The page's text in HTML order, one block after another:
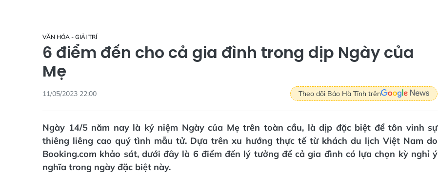
VĂN HÓA - GIẢI TRÍ
6 điểm đến cho cả gia đình trong dịp Ngày của
Mẹ
11/05/2023 22:00 Theo dõi Báo Hà Tĩnh trên
Ngày 14/5 năm nay là kỷ niệm Ngày của Mẹ trên toàn cầu, là dịp đặc biệt để tôn vinh sự
thiêng liêng cao quý tình mẫu tử. Dựa trên xu hướng thực tế từ khách du lịch Việt Nam do
Booking.com khảo sát, dưới đây là 6 điểm đến lý tưởng để cả gia đình có lựa chọn kỳ nghỉ ý
nghĩa trong ngày đặc biệt này.